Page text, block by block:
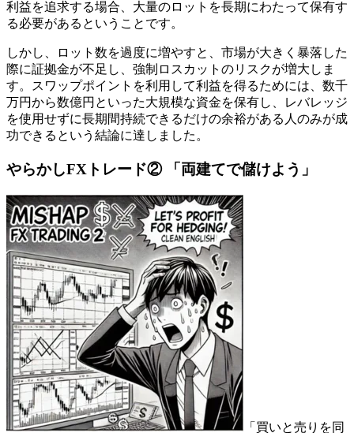
利益を追求する場合、大量のロットを長期にわたって保有す
る必要があるということです。
しかし、ロット数を過度に増やすと、市場が大きく暴落した
際に証拠金が不足し、強制ロスカットのリスクが増大しま
す。スワップポイントを利用して利益を得るためには、数千
万円から数億円といった大規模な資金を保有し、レバレッジ
を使用せずに長期間持続できるだけの余裕がある人のみが成
功できるという結論に達しました。
やらかしFXトレード② 「両建てで儲けよう」
「買いと売りを同